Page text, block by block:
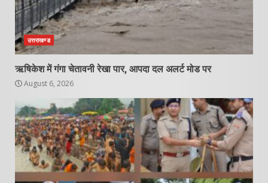
उत्तराखण्ड
ऋषिकेश में गंगा चेतावनी रेखा पार, आपदा दल अलर्ट मोड पर
August 6, 2026